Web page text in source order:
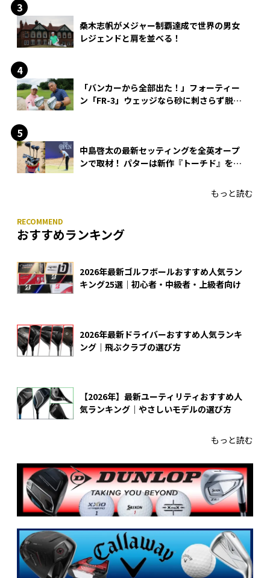
桑木志帆がメジャー制覇達成で世界の男女
レジェンドと肩を並べる！
「バンカーから全部出た！」フォーティー
ン「FR-3」ウェッジなら砂に刺さらず脱出
中島啓太の最新セッティングを全英オープ
ンで取材！ パターは新作『トーチド』を投
もっと読む
おすすめランキング
2026年最新ゴルフボールおすすめ人気ラン
キング25選｜初心者・中級者・上級者向け
2026年最新ドライバーおすすめ人気ランキ
ング｜飛ぶクラブの選び方
【2026年】最新ユーティリティおすすめ人
気ランキング｜やさしいモデルの選び方
もっと読む